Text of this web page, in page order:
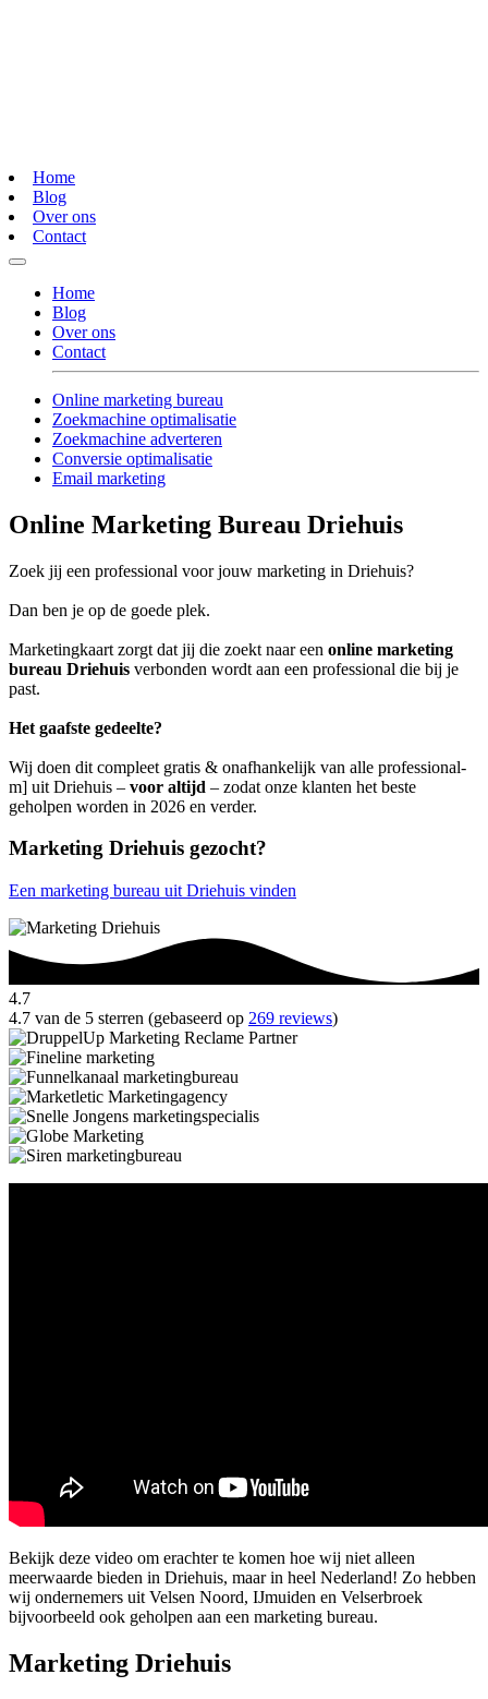
Home
Blog
Over ons
Contact
Home
Blog
Over ons
Contact
Online marketing bureau
Zoekmachine optimalisatie
Zoekmachine adverteren
Conversie optimalisatie
Email marketing
Online Marketing Bureau Driehuis
Zoek jij een professional voor jouw marketing in Driehuis?
Dan ben je op de goede plek.
Marketingkaart zorgt dat jij die zoekt naar een online marketing
bureau Driehuis verbonden wordt aan een professional die bij je
past.
Het gaafste gedeelte?
Wij doen dit compleet gratis & onafhankelijk van alle professional-
m] uit Driehuis – voor altijd – zodat onze klanten het beste
geholpen worden in 2026 en verder.
Marketing Driehuis gezocht?
Een marketing bureau uit Driehuis vinden
4.7
4.7 van de 5 sterren (gebaseerd op 269 reviews)
Bekijk deze video om erachter te komen hoe wij niet alleen
meerwaarde bieden in Driehuis, maar in heel Nederland! Zo hebben
wij ondernemers uit Velsen Noord, IJmuiden en Velserbroek
bijvoorbeeld ook geholpen aan een marketing bureau.
Marketing Driehuis